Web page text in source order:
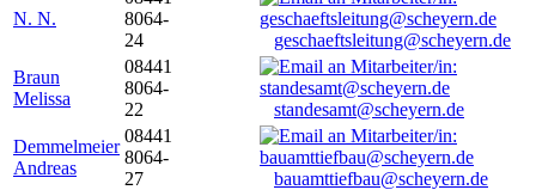
N. N.
8064-
24
geschaeftsleitung@scheyern.de
Braun
Melissa
08441
8064-
22
standesamt@scheyern.de
Demmelmeier
Andreas
08441
8064-
27
bauamttiefbau@scheyern.de